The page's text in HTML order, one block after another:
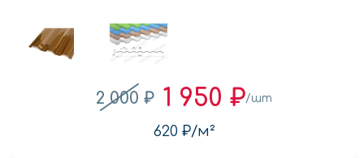
2 000 ₽ 1 950 ₽/шт
620 ₽/м²